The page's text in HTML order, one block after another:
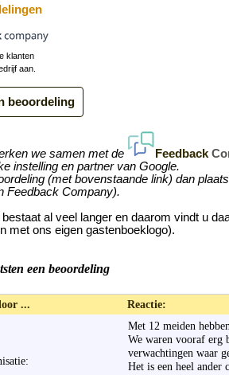
klanten
aan.
we samen met de Feedback
instelling en partner van Google.
(met bovenstaande link) dan
Feedback Company).
al veel langer en daarom vindt u
met ons eigen gastenboeklogo).
een beoordeling
... Reactie:
Met 12 meiden
We waren vooraf erg
verwachtingen waar
Het is een heel ander